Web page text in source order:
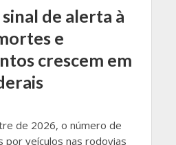
sinal de alerta à
e
crescem em
de 2026, o número de
veículos nas rodovias